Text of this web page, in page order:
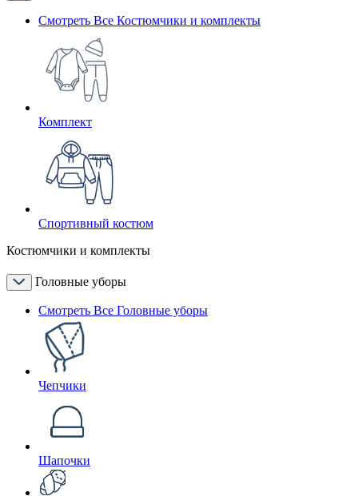
Смотреть Все Костюмчики и комплекты
Комплект
Спортивный костюм
Костюмчики и комплекты
Головные уборы
Смотреть Все Головные уборы
Чепчики
Шапочки